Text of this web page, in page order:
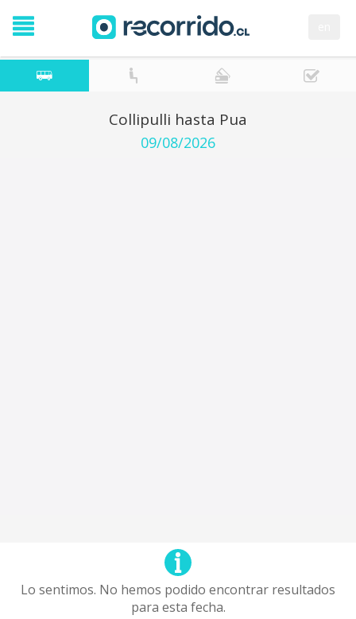
Collipulli hasta Pua
09/08/2026
Lo sentimos. No hemos podido encontrar resultados
para esta fecha.